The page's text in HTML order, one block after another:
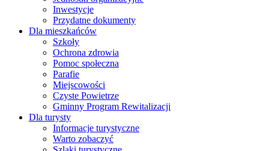
Inwestycje
Przydatne dokumenty
Dla mieszkańców
Szkoły
Ochrona zdrowia
Pomoc społeczna
Parafie
Miejscowości
Czyste Powietrze
Gminny Program Rewitalizacji
Dla turysty
Informacje turystyczne
Warto zobaczyć